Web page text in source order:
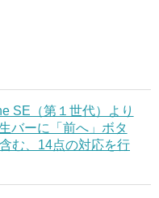
SE（第１世代）より
バーに「前へ」ボタ
む、14点の対応を行